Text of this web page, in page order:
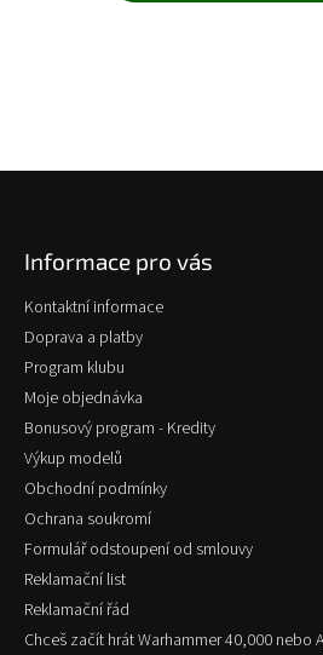
Informace pro vás
Kontaktní informace
Doprava a platby
Program klubu
Moje objednávka
Bonusový program - Kredity
Výkup modelů
Obchodní podmínky
Ochrana soukromí
Formulář odstoupení od smlouvy
Reklamační list
Reklamační řád
Chceš začít hrát Warhammer 40,000 nebo